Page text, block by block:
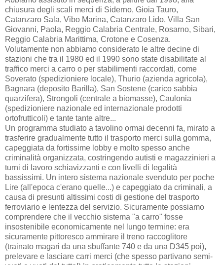
chiusura degli scali merci di Siderno, Gioia Tauro,
Catanzaro Sala, Vibo Marina, Catanzaro Lido, Villa San
Giovanni, Paola, Reggio Calabria Centrale, Rosarno, Sibari,
Reggio Calabria Marittima, Crotone e Cosenza.
Volutamente non abbiamo considerato le altre decine di
stazioni che tra il 1980 ed il 1990 sono state disabilitate al
traffico merci a carro o per stabilimenti raccordati, come
Soverato (spedizioniere locale), Thurio (azienda agricola),
Bagnara (deposito Barilla), San Sostene (carico sabbia
quarzifera), Strongoli (centrale a biomasse), Caulonia
(spedizioniere nazionale ed internazionale prodotti
ortofrutticoli) e tante tante altre...
Un programma studiato a tavolino ormai decenni fa, mirato a
trasferire gradualmente tutto il trasporto merci sulla gomma,
capeggiata da fortissime lobby e molto spesso anche
criminalità organizzata, costringendo autisti e magazzinieri a
turni di lavoro schiavizzanti e con livelli di legalità
bassissimi. Un intero sistema nazionale svenduto per poche
Lire (all'epoca c'erano quelle...) e capeggiato da criminali, a
causa di presunti altissimi costi di gestione del trasporto
ferroviario e lentezza del servizio. Sicuramente possiamo
comprendere che il vecchio sistema "a carro" fosse
insostenibile economicamente nel lungo termine: era
sicuramente pittoresco ammirare il treno raccoglitore
(trainato magari da una sbuffante 740 e da una D345 poi),
prelevare e lasciare carri merci (che spesso partivano semi-